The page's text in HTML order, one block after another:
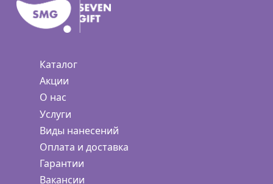
Каталог
Акции
О нас
Услуги
Виды нанесений
Оплата и доставка
Гарантии
Вакансии